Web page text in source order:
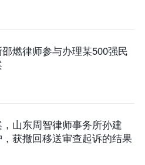
燃律师参与办理某500强民
山东周智律师事务所孙建
获撤回移送审查起诉的结果